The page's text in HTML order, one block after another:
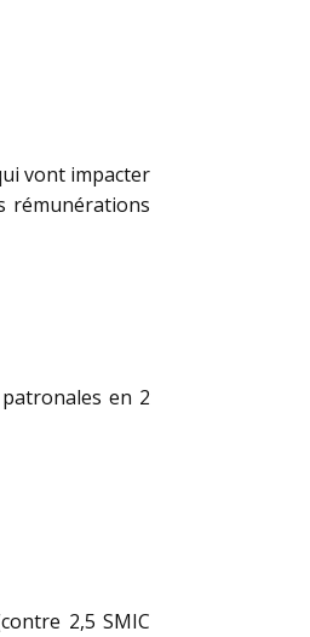
vont impacter
rémunérations
en 2
2,5 SMIC